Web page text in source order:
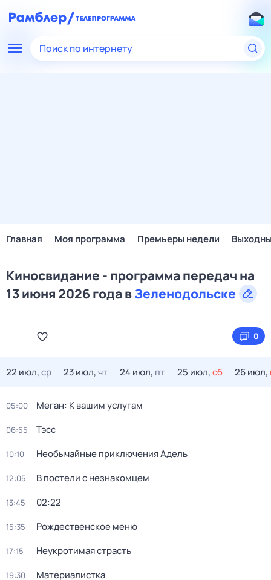
Поиск по интернету
Главная Моя программа Премьеры недели
Киносвидание - программа передач на
13 июня 2026 года вЗеленодольске
0
22 июл,ср 23 июл,чт 24 июл, пт 25 июл,сб 26 июл,
05:00 Меган: К вашим услугам
06:55 Тэсс
10:10 Необычайные приключения Адель
12:05 В постели с незнакомцем
13:45 02:22
15:35 Рождественское меню
17:15 Неукротимая страсть
19:30 Материалистка